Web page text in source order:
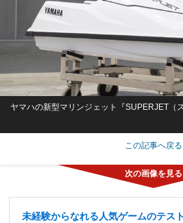
ヤマハの新型マリンジェット『SUPERJET（
この記事へ戻る
未経験からなれる人気ゲームのテス